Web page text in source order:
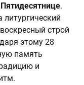
.
литургический
строй
этому 28
память
и